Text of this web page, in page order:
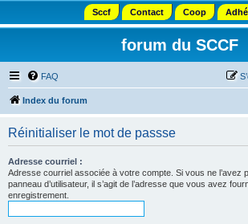
Sccf Contact Coop
forum du SCCF
FAQ
Index du forum
Réinitialiser le mot de passse
Adresse courriel :
Adresse courriel associée à votre compte. Si vous ne l’avez
panneau d’utilisateur, il s’agit de l’adresse que vous avez
enregistrement.